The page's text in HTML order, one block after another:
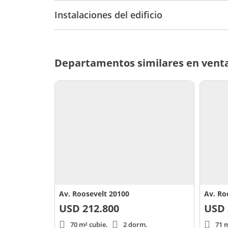
Instalaciones del edificio
Departamentos similares en
Av. Roosevelt 20100
USD 212.800
70 m² cubie. 2 dorm.
Av.
USD
71